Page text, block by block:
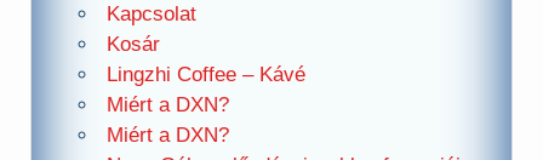
Kapcsolat
Kosár
Lingzhi Coffee – Kávé
Miért a DXN?
Miért a DXN?